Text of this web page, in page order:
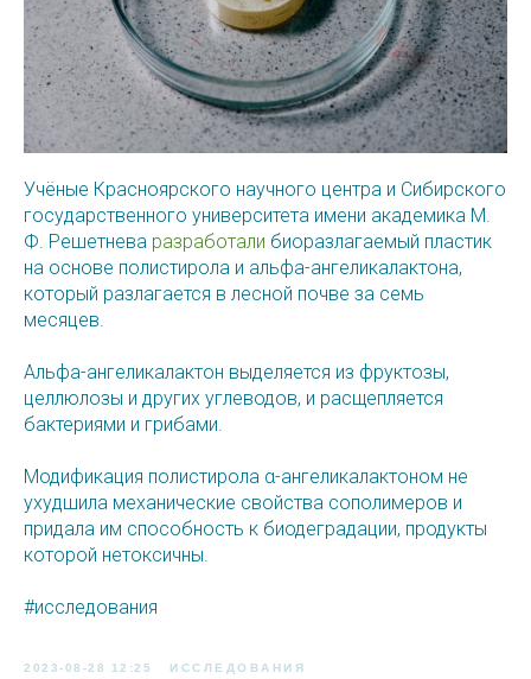
Учёные Красноярского научного центра и Сибирского
государственного университета имени академика М.
Ф. Решетнева разработали биоразлагаемый пластик
на основе полистирола и альфа-ангеликалактона,
который разлагается в лесной почве за семь
месяцев.
Альфа-ангеликалактон выделяется из фруктозы,
целлюлозы и других углеводов, и расщепляется
бактериями и грибами.
Модификация полистирола α-ангеликалактоном не
ухудшила механические свойства сополимеров и
придала им способность к биодеградации, продукты
которой нетоксичны.
#исследования
2023-08-28 12:25 ИССЛЕДОВАНИЯ